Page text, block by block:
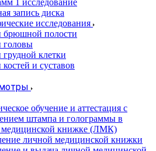
1 исследование
запись диска
исследования
брюшной полости
головы
грудной клетки
костей и суставов
обучение и аттестация с
штампа и голограммы в
медицинской книжке (ЛМК)
личной медицинской книжки